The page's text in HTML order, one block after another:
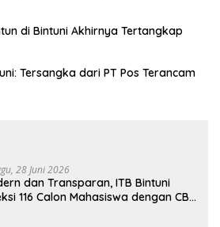
di Bintuni Akhirnya Tertangkap
Tersangka dari PT Pos Terancam
28 Juni 2026
dan Transparan, ITB Bintuni
116 Calon Mahasiswa dengan CBT